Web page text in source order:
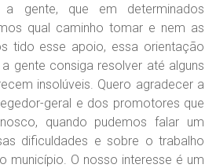
a gente, que em determinados
qual caminho tomar e nem as
tido esse apoio, essa orientação
gente consiga resolver até alguns
insolúveis. Quero agradecer a
geral e dos promotores que
quando pudemos falar um
dificuldades e sobre o trabalho
município. O nosso interesse é um